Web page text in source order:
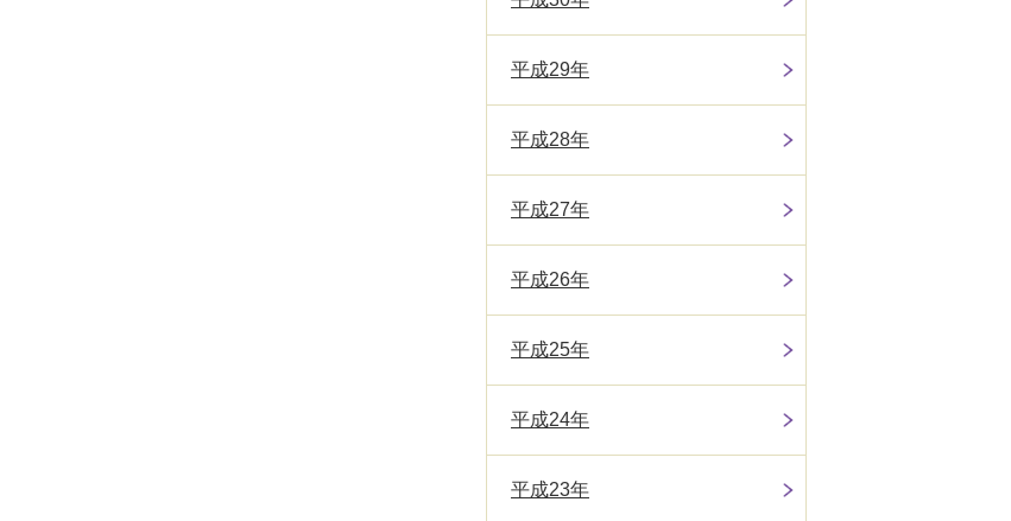
平成29年
平成28年
平成27年
平成26年
平成25年
平成24年
平成23年